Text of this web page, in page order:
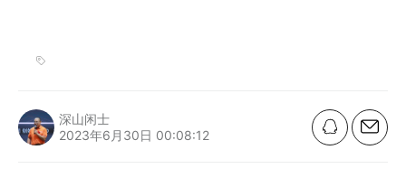
深山闲士
2023年6月30日 00:08:12